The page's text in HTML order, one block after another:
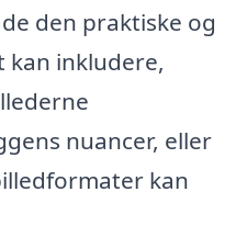
den praktiske og
kan inkludere,
nuancer, eller
kan